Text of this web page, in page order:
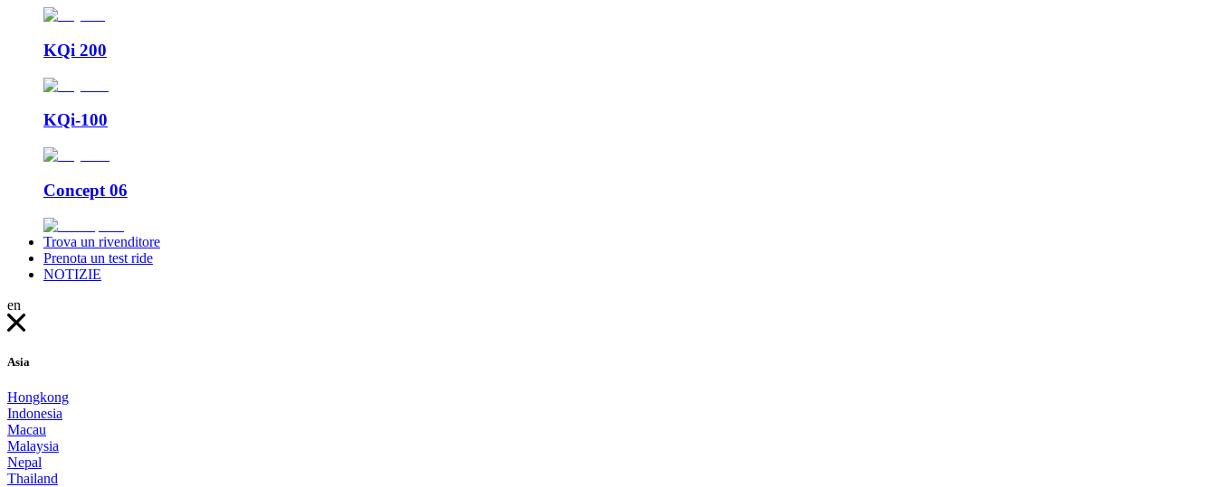
KQi 200
KQi-100
Concept 06
Trova un rivenditore
Prenota un test ride
NOTIZIE
en
Asia
Hongkong
Indonesia
Macau
Malaysia
Nepal
Thailand